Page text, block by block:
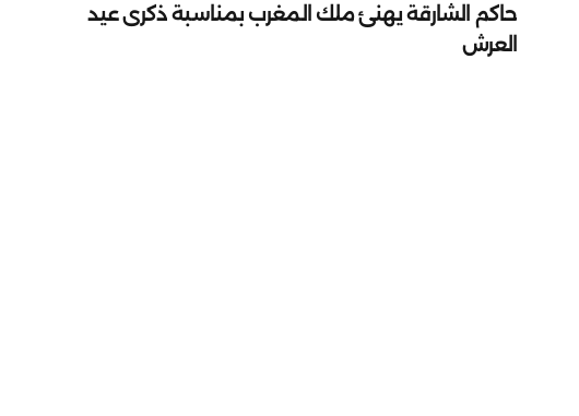
حاكم الشارقة يهنئ ملك المغرب بمناسبة ذكرى عيد
العرش